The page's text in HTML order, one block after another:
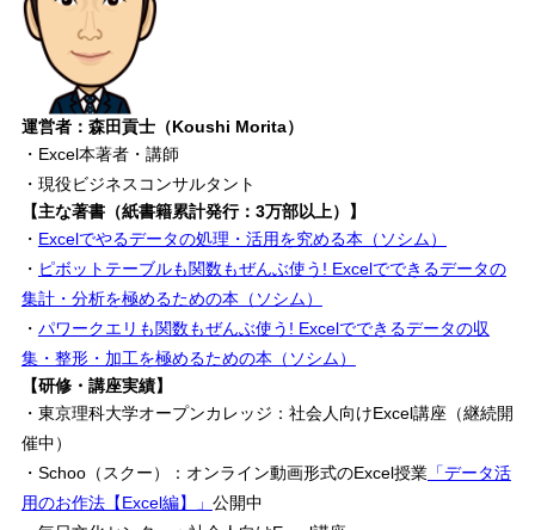
運営者：森田貢士（Koushi Morita）
・Excel本著者・講師
・現役ビジネスコンサルタント
【主な著書（紙書籍累計発行：3万部以上）】
・ Excelでやるデータの処理・活用を究める本（ソシム）
・ ピボットテーブルも関数もぜんぶ使う! Excelでできるデータの
集計・分析を極めるための本（ソシム）
・ パワークエリも関数もぜんぶ使う! Excelでできるデータの収
集・整形・加工を極めるための本（ソシム）
【研修・講座実績】
・東京理科大学オープンカレッジ：社会人向けExcel講座（継続開
催中）
・Schoo（スクー）：オンライン動画形式のExcel授業「データ活
用のお作法【Excel編】」 公開中